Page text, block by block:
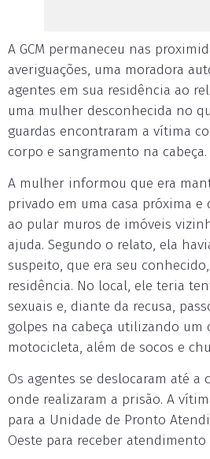
A GCM permaneceu nas
averiguações, uma moradora
agentes em sua residência ao
uma mulher desconhecida no
guardas encontraram a vítima
corpo e sangramento na cabeça.
A mulher informou que era
privado em uma casa próxima
ao pular muros de imóveis
ajuda. Segundo o relato, ela
suspeito, que era seu
residência. No local, ele teria
sexuais e, diante da recusa,
golpes na cabeça utilizando um
motocicleta, além de socos e
Os agentes se deslocaram até a
onde realizaram a prisão. A
para a Unidade de Pronto
Oeste para receber atendimento